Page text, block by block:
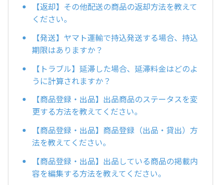
【返却】その他配送の商品の返却方法を教えて
ください。
【発送】ヤマト運輸で持込発送する場合、持込
期限はありますか？
【トラブル】延滞した場合、延滞料金はどのよ
うに計算されますか？
【商品登録・出品】出品商品のステータスを変
更する方法を教えてください。
【商品登録・出品】商品登録（出品・貸出）方
法を教えてください。
【商品登録・出品】出品している商品の掲載内
容を編集する方法を教えてください。